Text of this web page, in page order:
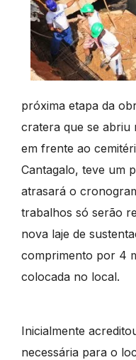
próxima etapa da
cratera que se abriu
em frente ao
Cantagalo, teve um
atrasará o
trabalhos só serão
nova laje de
comprimento por 4
colocada no local.
Inicialmente
necessária para o